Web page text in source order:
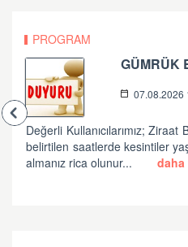
PROGRAM
07.08.2026
Değerli Kullanıcılarımız; Ziraat
belirtilen saatlerde kesintiler
almanız rica olunur...
daha